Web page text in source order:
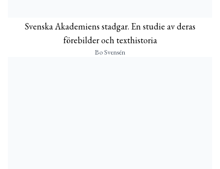
Svenska Akademiens stadgar. En studie av deras
förebilder och texthistoria
Bo Svensén